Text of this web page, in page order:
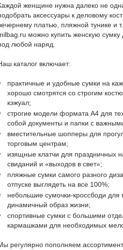
женщине нужна далеко не
аксессуары к деловому
платью, пляжной тунике и
можно купить женскую
любой наряд.
каталог включает:
практичные и удобные сумки на
хорошо смотрятся со строгим
кэжуал;
строгие модели формата А4 для
собой документы и папки с
вместительные шопперы для
торговым центрам;
изящные клатчи для праздничных
свиданий и «выходов в свет»;
пляжные сумки самого разного
отпуске выглядеть на все 100%;
небольшие сумочки-кроссбоди
динамичный образ жизни;
спортивные сумки с большими
кармашками для необходимых
регулярно пополняем